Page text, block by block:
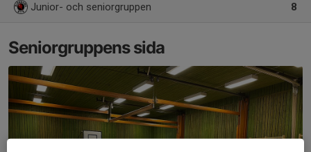
8
Junior- och seniorgruppen
Seniorgruppens sida